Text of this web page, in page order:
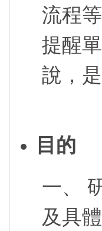
流程
提醒
說，
目的
一、
及具